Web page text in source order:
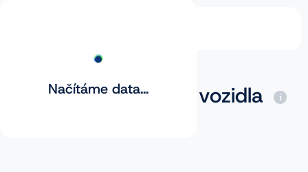
Načítáme data...
Základní prověření vozidla